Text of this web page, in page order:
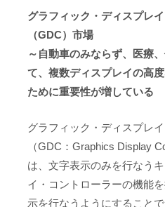
グラフィック・ディスプレ
（GDC）市場
～自動車のみならず、医療
て、複数ディスプレイの高
ために重要性が増している
グラフィック・ディスプレ
（GDC：Graphics Display
は、文字表示のみを行なう
イ・コントローラーの機能
示を行なうようにすること